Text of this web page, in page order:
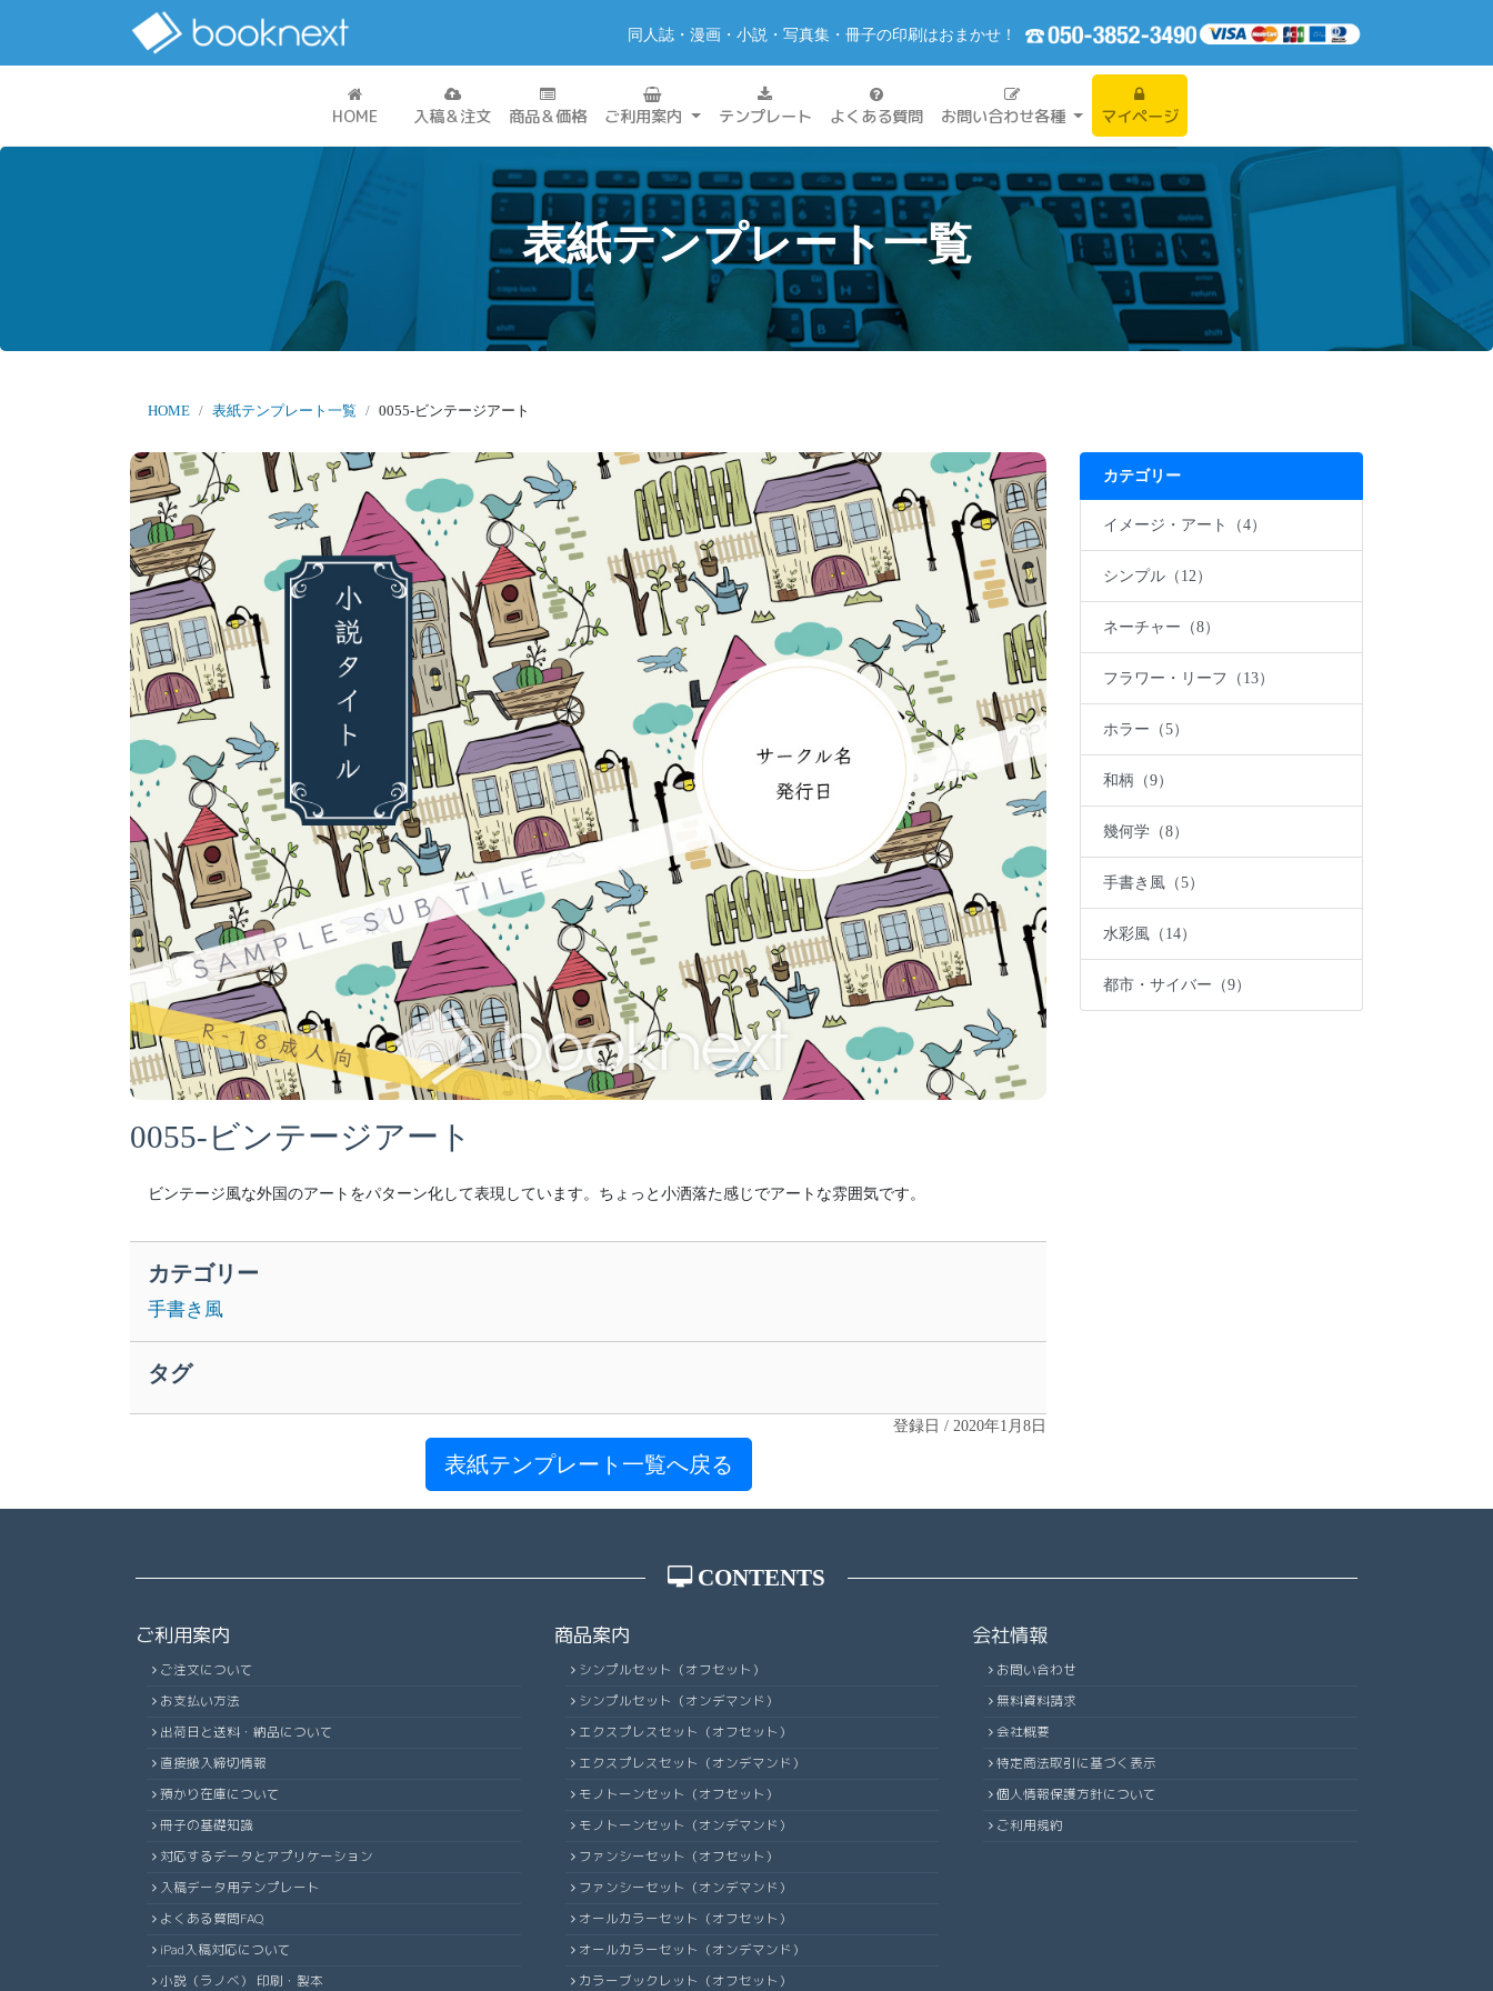
同人誌・漫画・小説・写真集・冊子の印刷はおまかせ！
HOME 入稿＆注文 商品＆価格 ご利用案内 テンプレート よくある質問 お問い合わせ各種 マイページ
表紙テンプレート一覧
HOME 表紙テンプレート一覧 0055-ビンテージアート
0055-ビンテージアート
ビンテージ風な外国のアートをパターン化して表現しています。ちょっと小洒落た感じでアートな雰囲気です。
カテゴリー
手書き風
タグ
登録日 / 2020年1月8日
表紙テンプレート一覧へ戻る
カテゴリー
イメージ・アート（4）
シンプル（12）
ネーチャー（8）
フラワー・リーフ（13）
ホラー（5）
和柄（9）
幾何学（8）
手書き風（5）
水彩風（14）
都市・サイバー（9）
CONTENTS
ご利用案内
ご注文について
お支払い方法
出荷日と送料・納品について
直接搬入締切情報
預かり在庫について
冊子の基礎知識
対応するデータとアプリケーション
入稿データ用テンプレート
よくある質問FAQ
iPad入稿対応について
小説（ラノベ） 印刷・製本
商品案内
シンプルセット（オフセット）
シンプルセット（オンデマンド）
エクスプレスセット（オフセット）
エクスプレスセット（オンデマンド）
モノトーンセット（オフセット）
モノトーンセット（オンデマンド）
ファンシーセット（オフセット）
ファンシーセット（オンデマンド）
オールカラーセット（オフセット）
オールカラーセット（オンデマンド）
カラーブックレット（オフセット）
会社情報
お問い合わせ
無料資料請求
会社概要
特定商法取引に基づく表示
個人情報保護方針について
ご利用規約